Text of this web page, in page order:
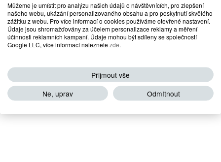
Můžeme je umístit pro analýzu našich údajů o návštěvnících, pro zlepšení
našeho webu, ukázání personalizovaného obsahu a pro poskytnutí skvělého
zážitku z webu. Pro více informací o cookies používáme otevřené nastavení.
Údaje jsou shromažďovány za účelem personalizace reklamy a měření
účinnosti reklamních kampaní. Údaje mohou být sdíleny se společností
Google LLC, více informací naleznetezde
Přijmout vše
Ne, uprav
Odmítnout